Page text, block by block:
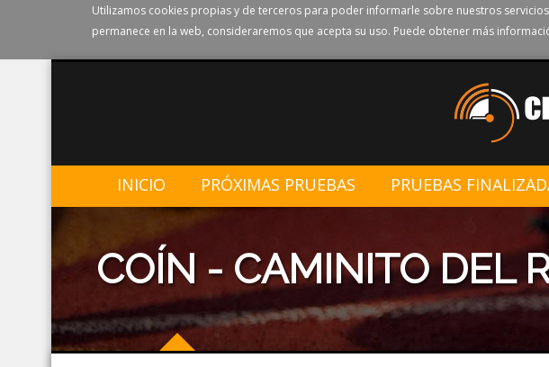
Utilizamos cookies propias y de terceros para poder informarle sobre nuestros
permanece en la web, consideraremos que acepta su uso. Puede obtener más
INICIO PRÓXIMAS PRUEBAS PRUEBAS
COÍN - CAMINITO DEL